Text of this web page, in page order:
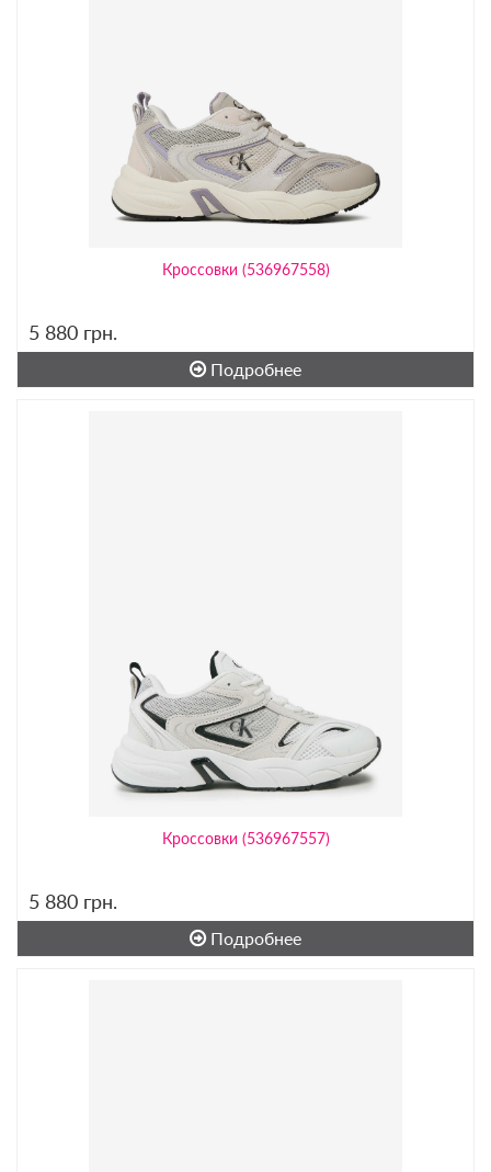
Кроссовки (536967558)
5 880 грн.
Подробнее
Кроссовки (536967557)
5 880 грн.
Подробнее